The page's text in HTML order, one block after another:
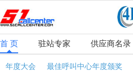
首 页 驻站专家 供应商名录
年度大会 最佳呼叫中心年度颁奖